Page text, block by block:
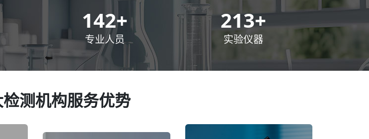
200+
专业人员
300+
实验仪器
测机构服务优势